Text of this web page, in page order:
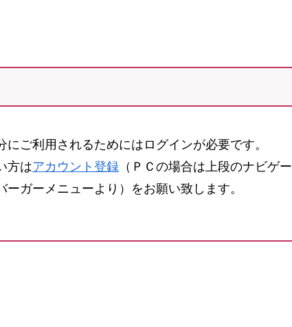
ご利用されるためにはログインが必要です。
方はアカウント登録 （ＰＣの場合は上段のナビゲー
ガーメニューより）をお願い致します。